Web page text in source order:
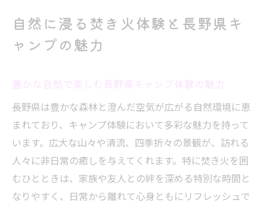
長野県で人気の焚き火キャンプの過ごし方
焚き火と自然の調和が叶う長野キャンプの
魅力
キャンプ好きが選ぶ長野県焚き火体験のコ
ツ
焚き火のできるキャンプ場の選び方と注意
点
長野県で焚き火を楽しむおすすめの方法と
自然に浸る焚き火体験と長野県キ
ャンプの魅力
長野県は豊かな森林と澄んだ空気が広がる自然環境に恵
まれており、キャンプ体験において多彩な魅力を持って
います。広大な山々や清流、四季折々の景観が、訪れる
人々に非日常の癒しを与えてくれます。特に焚き火を囲
むひとときは、家族や友人との絆を深める特別な時間と
なりやすく、日常から離れて心身ともにリフレッシュで